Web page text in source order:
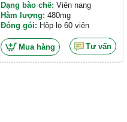
Dạng bào chế: Viên nang
Hàm lượng: 480mg
Đóng gói: Hộp lọ 60 viên
Mua hàng Tư vấn